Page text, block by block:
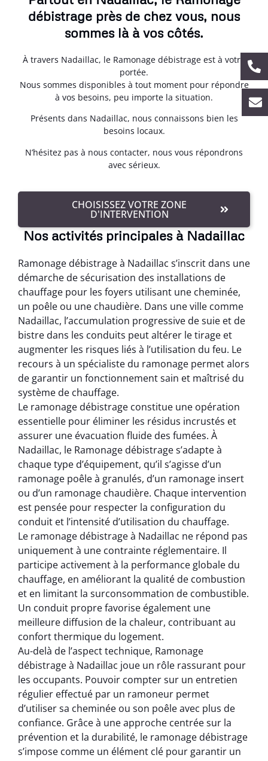
débistrage près de chez vous, nous
sommes là à vos côtés.
À travers Nadaillac, le Ramonage débistrage est à votre
portée.
Nous sommes disponibles à tout moment pour répondre
à vos besoins, peu importe la situation.
Présents dans Nadaillac, nous connaissons bien les
besoins locaux.
N’hésitez pas à nous contacter, nous vous répondrons
avec sérieux.
CHOISISSEZ VOTRE ZONE
D'INTERVENTION
Nos activités principales à Nadaillac
Ramonage débistrage à Nadaillac s’inscrit dans une
démarche de sécurisation des installations de
chauffage pour les foyers utilisant une cheminée,
un poêle ou une chaudière. Dans une ville comme
Nadaillac, l’accumulation progressive de suie et de
bistre dans les conduits peut altérer le tirage et
augmenter les risques liés à l’utilisation du feu. Le
recours à un spécialiste du ramonage permet alors
de garantir un fonctionnement sain et maîtrisé du
système de chauffage.
Le ramonage débistrage constitue une opération
essentielle pour éliminer les résidus incrustés et
assurer une évacuation fluide des fumées. À
Nadaillac, le Ramonage débistrage s’adapte à
chaque type d’équipement, qu’il s’agisse d’un
ramonage poêle à granulés, d’un ramonage insert
ou d’un ramonage chaudière. Chaque intervention
est pensée pour respecter la configuration du
conduit et l’intensité d’utilisation du chauffage.
Le ramonage débistrage à Nadaillac ne répond pas
uniquement à une contrainte réglementaire. Il
participe activement à la performance globale du
chauffage, en améliorant la qualité de combustion
et en limitant la surconsommation de combustible.
Un conduit propre favorise également une
meilleure diffusion de la chaleur, contribuant au
confort thermique du logement.
Au-delà de l’aspect technique, Ramonage
débistrage à Nadaillac joue un rôle rassurant pour
les occupants. Pouvoir compter sur un entretien
régulier effectué par un ramoneur permet
d’utiliser sa cheminée ou son poêle avec plus de
confiance. Grâce à une approche centrée sur la
prévention et la durabilité, le ramonage débistrage
s’impose comme un élément clé pour garantir un